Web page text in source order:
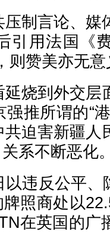
制言论、媒
引用法国《
则赞美亦无意
烧到外交层
推所谓的“
迫害新疆人
系不断恶化
违反公平、
照商处以
在英国的广